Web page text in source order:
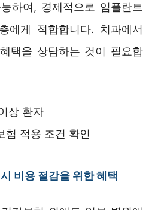
하여, 경제적으로 임플란트
에게 적합합니다. 치과에서
택을 상담하는 것이 필요합
상 환자
험 적용 조건 확인
비용 절감을 위한 혜택